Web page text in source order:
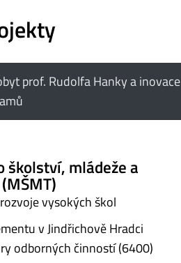
prof. Rudolfa Hanky a inovace
mládeže a
vysokých škol
v Jindřichově Hradci
odborných činností (6400)